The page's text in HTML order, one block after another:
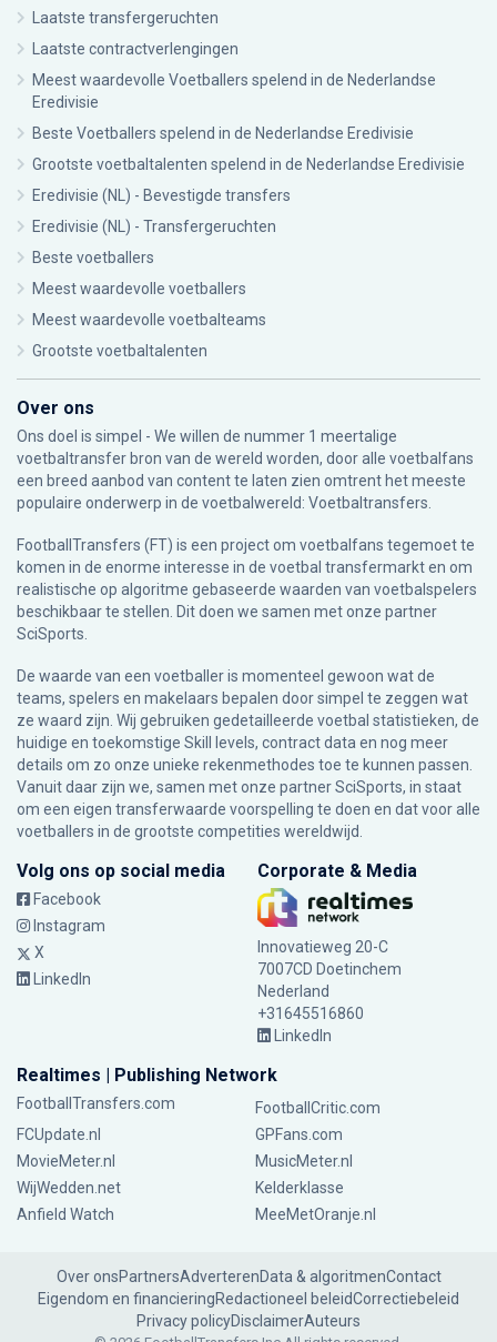
Laatste transfergeruchten
Laatste contractverlengingen
Meest waardevolle Voetballers spelend in de Nederlandse
Eredivisie
Beste Voetballers spelend in de Nederlandse Eredivisie
Grootste voetbaltalenten spelend in de Nederlandse Eredivisie
Eredivisie (NL) - Bevestigde transfers
Eredivisie (NL) - Transfergeruchten
Beste voetballers
Meest waardevolle voetballers
Meest waardevolle voetbalteams
Grootste voetbaltalenten
Over ons
Ons doel is simpel - We willen de nummer 1 meertalige
voetbaltransfer bron van de wereld worden, door alle voetbalfans
een breed aanbod van content te laten zien omtrent het meeste
populaire onderwerp in de voetbalwereld: Voetbaltransfers.
FootballTransfers (FT) is een project om voetbalfans tegemoet te
komen in de enorme interesse in de voetbal transfermarkt en om
realistische op algoritme gebaseerde waarden van voetbalspelers
beschikbaar te stellen. Dit doen we samen met onze partner
SciSports
De waarde van een voetballer is momenteel gewoon wat de
teams, spelers en makelaars bepalen door simpel te zeggen wat
ze waard zijn. Wij gebruiken gedetailleerde voetbal statistieken, de
huidige en toekomstige Skill levels, contract data en nog meer
details om zo onze unieke rekenmethodes toe te kunnen passen.
Vanuit daar zijn we, samen met onze partner SciSports, in staat
om een eigen transferwaarde voorspelling te doen en dat voor alle
voetballers in de grootste competities wereldwijd.
Volg ons op social media
Facebook
Instagram
X
LinkedIn
Corporate & Media
Innovatieweg 20-C
7007CD Doetinchem
Nederland
+31645516860
LinkedIn
Realtimes | Publishing Network
FootballTransfers.com
FootballCritic.com
FCUpdate.nl
GPFans.com
MovieMeter.nl
MusicMeter.nl
WijWedden.net
Kelderklasse
Anfield Watch
MeeMetOranje.nl
Over onsPartnersAdverterenData & algoritmenContact
Eigendom en financieringRedactioneel beleidCorrectiebeleid
Privacy policyDisclaimerAuteurs